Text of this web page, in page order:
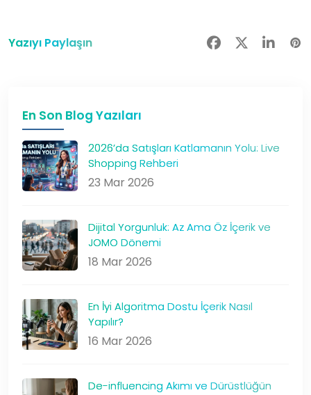
Yazıyı Paylaşın
En Son Blog Yazıları
2026’da Satışları Katlamanın Yolu: Live
Shopping Rehberi
23 Mar 2026
Dijital Yorgunluk: Az Ama Öz İçerik ve
JOMO Dönemi
18 Mar 2026
En İyi Algoritma Dostu İçerik Nasıl
Yapılır?
16 Mar 2026
De-influencing Akımı ve Dürüstlüğün